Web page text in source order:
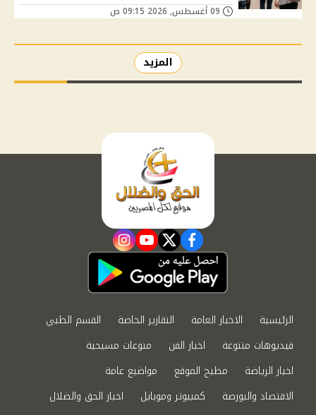
المزيد
facebook
twitter
youtube
instagram
الرئيسية الاخبار العامة التقارير الخاصة
القسم الطبي
فيديوهات متنوعة
اخبار الفن
منوعات مسيحية
اخبار الرياضة
مطبخ الموقع
مواضيع عامة
الاقتصاد والبورصة
كمبيوتر وموبايل
اخبار الحق والضلال